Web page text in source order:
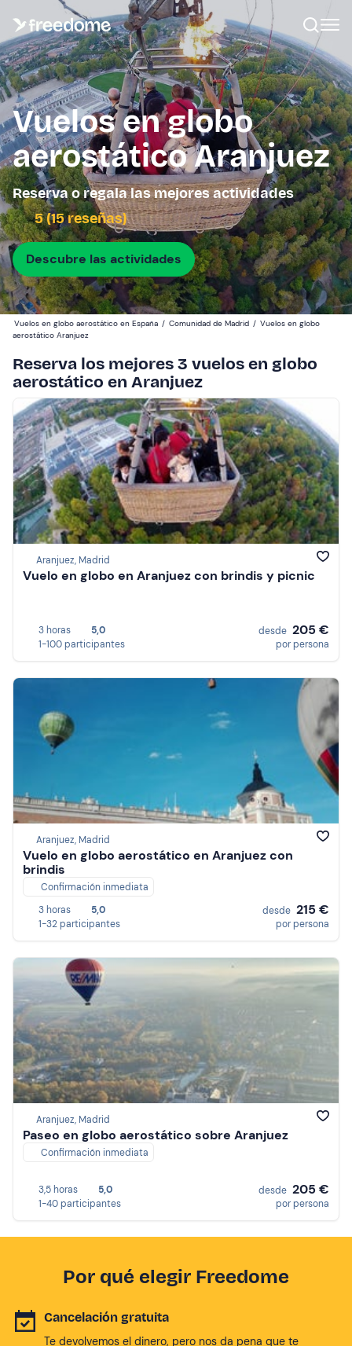
Vuelos en globo
aerostático Aranjuez
Reserva o regala las mejores actividades
5 (15 reseñas)
Descubre las actividades
Vuelos en globo aerostático en España / Comunidad de Madrid / Vuelos en globo
aerostático Aranjuez
Reserva los mejores 3 vuelos en globo
aerostático en Aranjuez
Aranjuez, Madrid
Vuelo en globo en Aranjuez con brindis y picnic
3 horas
5,0
1-100 participantes
desde 205 €
por persona
Aranjuez, Madrid
Vuelo en globo aerostático en Aranjuez con
brindis
Confirmación inmediata
3 horas
5,0
1-32 participantes
desde 215 €
por persona
Aranjuez, Madrid
Paseo en globo aerostático sobre Aranjuez
Confirmación inmediata
3,5 horas
5,0
1-40 participantes
desde 205 €
por persona
Por qué elegir Freedome
Cancelación gratuita
Te devolvemos el dinero, pero nos da pena que te